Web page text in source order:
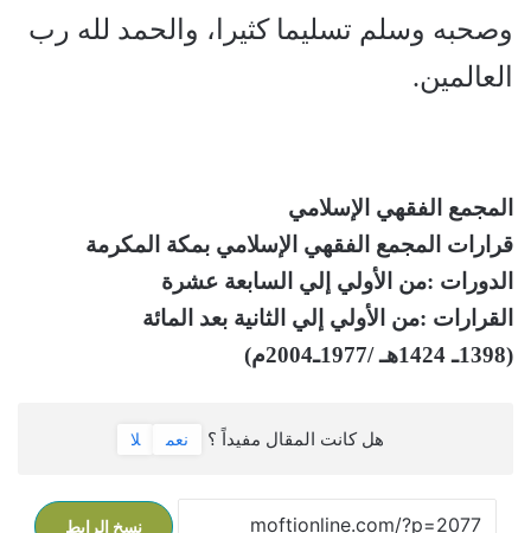
وصحبه وسلم تسليما كثيرا، والحمد لله رب
العالمين.
المجمع الفقهي الإسلامي
قرارات المجمع الفقهي الإسلامي بمكة المكرمة
الدورات :من الأولي إلي السابعة عشرة
القرارات :من الأولي إلي الثانية بعد المائة
(1398ـ 1424هـ /1977ـ2004م)
هل كانت المقال مفيداً ؟ نعم لا
نسخ الرابط